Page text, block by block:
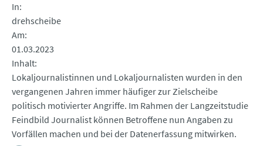
In
drehscheibe
Am
01.03.2023
Inhalt
Lokaljournalistinnen und Lokaljournalisten wurden in den
vergangenen Jahren immer häufiger zur Zielscheibe
politisch motivierter Angriffe. Im Rahmen der Langzeitstudie
Feindbild Journalist können Betroffene nun Angaben zu
Vorfällen machen und bei der Datenerfassung mitwirken.